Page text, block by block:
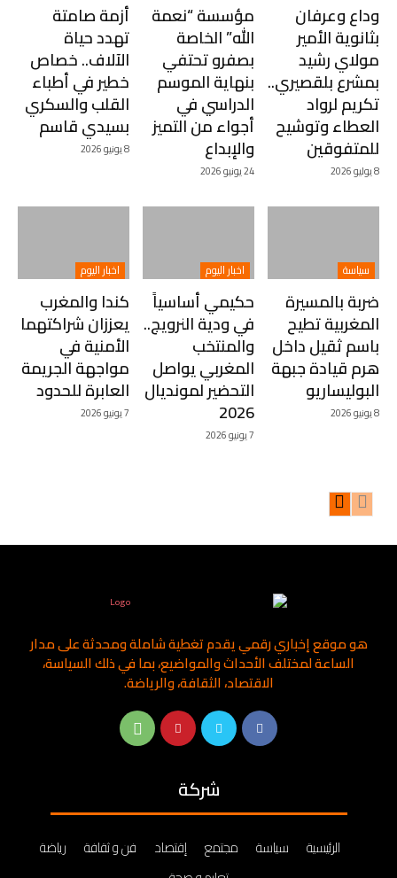
وداع وعرفان
بثانوية الأمير
مولاي رشيد
بمشرع بلقصيري..
تكريم لرواد
العطاء وتوشيح
للمتفوقين
8 يوليو 2026
مؤسسة “نعمة
الله” الخاصة
بصفرو تحتفي
بنهاية الموسم
الدراسي في
أجواء من التميز
والإبداع
24 يونيو 2026
أزمة صامتة
تهدد حياة
الآلاف.. خصاص
خطير في أطباء
القلب والسكري
بسيدي قاسم
8 يونيو 2026
سياسة
ضربة بالمسيرة
المغربية تطيح
باسم ثقيل داخل
هرم قيادة جبهة
البوليساريو
8 يونيو 2026
اخبار اليوم
حكيمي أساسياً
في ودية النرويج..
والمنتخب
المغربي يواصل
التحضير لمونديال
2026
7 يونيو 2026
اخبار اليوم
كندا والمغرب
يعززان شراكتهما
الأمنية في
مواجهة الجريمة
العابرة للحدود
7 يونيو 2026
هو موقع إخباري رقمي يقدم تغطية شاملة ومحدثة على مدار
الساعة لمختلف الأحداث والمواضيع، بما في ذلك السياسة،
الاقتصاد، الثقافة، والرياضة.
شركة
الرئيسية سياسة مجتمع إقتصاد فن و ثقافة
رياضة